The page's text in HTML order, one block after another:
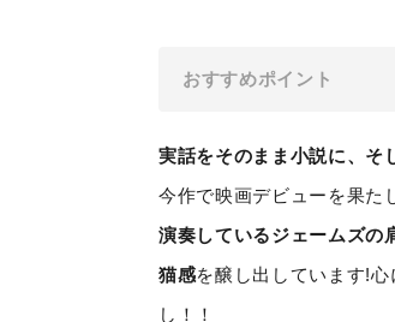
おすすめポイント
実話をそのまま小説に、そ
今作で映画デビューを果た
演奏しているジェームズの
猫感を醸し出しています!
し！！